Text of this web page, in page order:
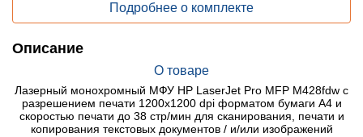
Подробнее о комплекте
Описание
О товаре
Лазерный монохромный МФУ HP LaserJet Pro MFP M428fdw с
разрешением печати 1200x1200 dpi форматом бумаги A4 и
скоростью печати до 38 стр/мин для сканирования, печати и
копирования текстовых документов / и/или изображений